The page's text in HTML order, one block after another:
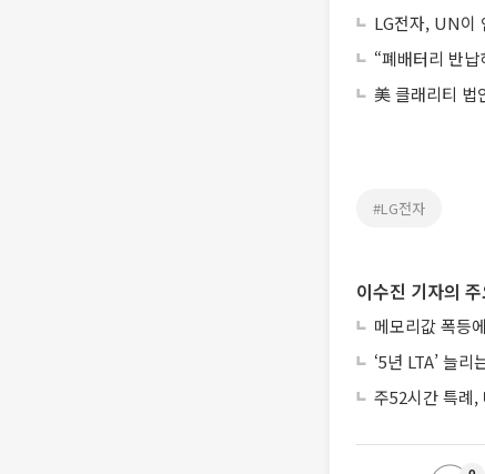
LG전자, UN이
“폐배터리 반납
美 클래리티 법
#LG전자
이수진 기자의
메모리값 폭등
‘5년 LTA’ 늘
주52시간 특례